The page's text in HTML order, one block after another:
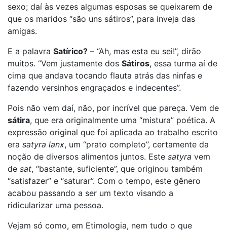
sexo; daí às vezes algumas esposas se queixarem de
que os maridos “são uns sátiros”, para inveja das
amigas.
E a palavra Satírico? – “Ah, mas esta eu sei!”, dirão
muitos. “Vem justamente dos Sátiros, essa turma aí de
cima que andava tocando flauta atrás das ninfas e
fazendo versinhos engraçados e indecentes”.
Pois não vem daí, não, por incrível que pareça. Vem de
sátira, que era originalmente uma “mistura” poética. A
expressão original que foi aplicada ao trabalho escrito
era satyra lanx, um “prato completo”, certamente da
noção de diversos alimentos juntos. Este satyra vem
de sat, “bastante, suficiente”, que originou também
“satisfazer” e “saturar”. Com o tempo, este gênero
acabou passando a ser um texto visando a
ridicularizar uma pessoa.
Vejam só como, em Etimologia, nem tudo o que